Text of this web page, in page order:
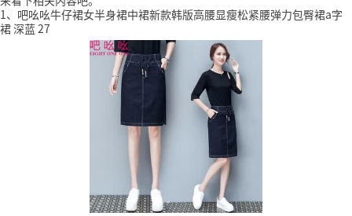
1、吧吆吆牛仔裙女半身裙中裙新款韩版高腰显瘦松紧腰弹力包臀裙a字
裙 深蓝 27